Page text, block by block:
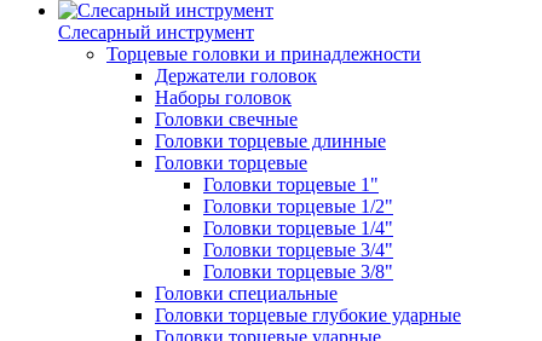
Слесарный инструмент
Торцевые головки и принадлежности
Держатели головок
Наборы головок
Головки свечные
Головки торцевые длинные
Головки торцевые
Головки торцевые 1"
Головки торцевые 1/2"
Головки торцевые 1/4"
Головки торцевые 3/4"
Головки торцевые 3/8"
Головки специальные
Головки торцевые глубокие ударные
Головки торцевые ударные